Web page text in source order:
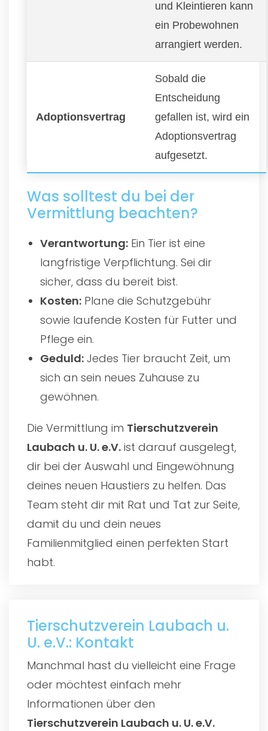
und Kleintieren kann
ein Probewohnen
arrangiert werden.
Adoptionsvertrag
Sobald die
Entscheidung
gefallen ist, wird ein
Adoptionsvertrag
aufgesetzt.
Was solltest du bei der
Vermittlung beachten?
Verantwortung: Ein Tier ist eine
langfristige Verpflichtung. Sei dir
sicher, dass du bereit bist.
Kosten: Plane die Schutzgebühr
sowie laufende Kosten für Futter und
Pflege ein.
Geduld: Jedes Tier braucht Zeit, um
sich an sein neues Zuhause zu
gewöhnen.
Die Vermittlung im Tierschutzverein
Laubach u. U. e.V. ist darauf ausgelegt,
dir bei der Auswahl und Eingewöhnung
deines neuen Haustiers zu helfen. Das
Team steht dir mit Rat und Tat zur Seite,
damit du und dein neues
Familienmitglied einen perfekten Start
habt.
Tierschutzverein Laubach u.
U. e.V.: Kontakt
Manchmal hast du vielleicht eine Frage
oder möchtest einfach mehr
Informationen über den
Tierschutzverein Laubach u. U. e.V.